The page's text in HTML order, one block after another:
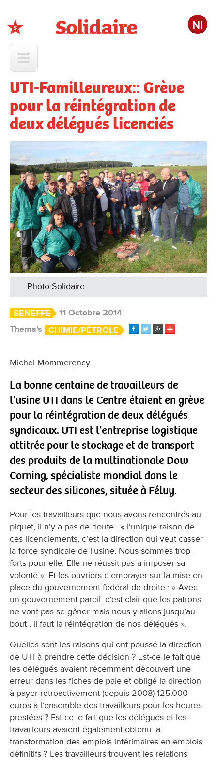
Nl
UTI-Familleureux:: Grève
pour la réintégration de
deux délégués licenciés
Photo Solidaire
SENEFFE
11 Octobre 2014
Thema's
CHIMIE/PÉTROLE
Michel Mommerency
La bonne centaine de travailleurs de
l’usine UTI dans le Centre étaient en grève
pour la réintégration de deux délégués
syndicaux. UTI est l’entreprise logistique
attitrée pour le stockage et de transport
des produits de la multinationale Dow
Corning, spécialiste mondial dans le
secteur des silicones, située à Féluy.
Pour les travailleurs que nous avons rencontrés au
piquet, il n’y a pas de doute : « l’unique raison de
ces licenciements, c’est la direction qui veut casser
la force syndicale de l’usine. Nous sommes trop
forts pour elle. Elle ne réussit pas à imposer sa
volonté ». Et les ouvriers d’embrayer sur la mise en
place du gouvernement fédéral de droite : « Avec
un gouvernement pareil, c’est clair que les patrons
ne vont pas se gêner mais nous y allons jusqu’au
bout : il faut la réintégration de nos délégués ».
Quelles sont les raisons qui ont poussé la direction
de UTI à prendre cette décision ? Est-ce le fait que
les délégués avaient récemment découvert une
erreur dans les fiches de paie et obligé la direction
à payer rétroactivement (depuis 2008) 125.000
euros à l’ensemble des travailleurs pour les heures
prestées ? Est-ce le fait que les délégués et les
travailleurs avaient également obtenu la
transformation des emplois intérimaires en emplois
définitifs ? Les travailleurs trouvent les relations